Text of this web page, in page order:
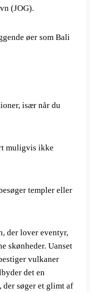
(JOG).
øer som Bali
især når du
muligvis ikke
templer eller
der lover eventyr,
skønheder. Uanset
vulkaner
det en
der søger et glimt af